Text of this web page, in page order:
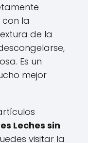
la
de la
Es un
mejor
Leches sin
visitar la